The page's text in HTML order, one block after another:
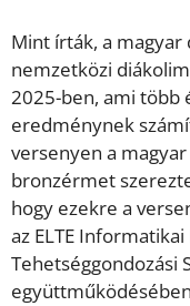
Mint írták, a
nemzetközi
2025-ben, ami több
eredménynek
versenyen a
bronzérmet
hogy ezekre a
az ELTE
Tehetséggondozási